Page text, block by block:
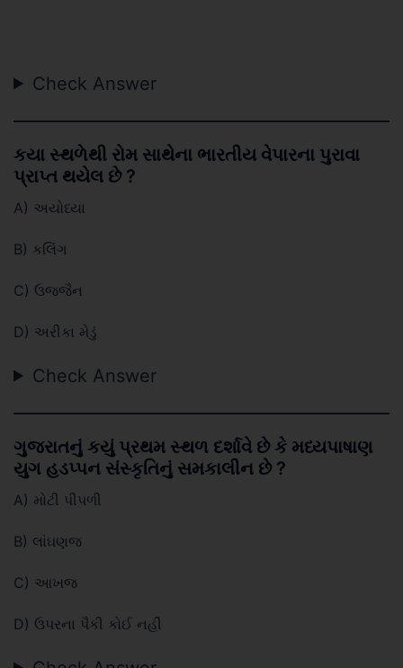
Check Answer
કયા સ્થળેથી રોમ સાથેના ભારતીય વેપારના પુરાવા
પ્રાપ્ત થયેલ છે ?
A) અયોધ્યા
B) કલિંગ
C) ઉજજૈન
D) અરીકા મેડું
Check Answer
ગુજરાતનું કયું પ્રથમ સ્થળ દર્શાવે છે કે મધ્યપાષાણ
યુગ હડપ્પન સંસ્કૃતિનું સમકાલીન છે ?
A) મોટી પીપળી
B) લાંઘણજ
C) આખજ
D) ઉપરના પૈકી કોઈ નહી